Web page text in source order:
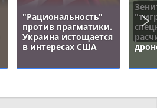
"Рациональность"
против прагматики.
Украина истощается
в интересах США